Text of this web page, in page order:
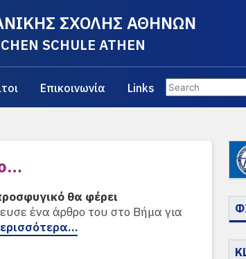
ΣΧΟΛΗΣ ΑΘΗΝΩΝ
SCHULE ATHEN
Επικοινωνία Links
θα φέρει
ένα άρθρο του στο Βήμα για